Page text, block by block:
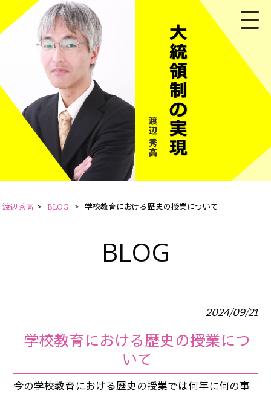
渡辺秀高 > BLOG > 学校教育における歴史の授業について
BLOG
2024/09/21
学校教育における歴史の授業につ
いて
今の学校教育における歴史の授業では何年に何の事